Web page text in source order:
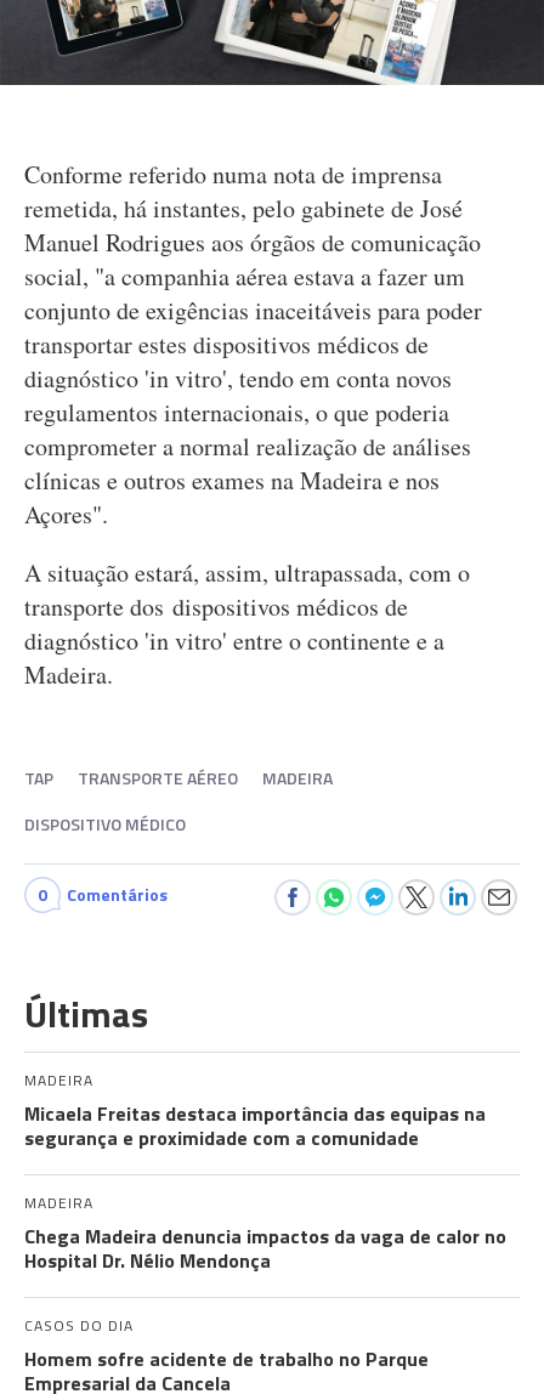
Conforme referido numa nota de imprensa
remetida, há instantes, pelo gabinete de José
Manuel Rodrigues aos órgãos de comunicação
social, "a companhia aérea estava a fazer um
conjunto de exigências inaceitáveis para poder
transportar estes dispositivos médicos de
diagnóstico 'in vitro', tendo em conta novos
regulamentos internacionais, o que poderia
comprometer a normal realização de análises
clínicas e outros exames na Madeira e nos
Açores".
A situação estará, assim, ultrapassada, com o
transporte dos dispositivos médicos de
diagnóstico 'in vitro' entre o continente e a
Madeira.
TAP TRANSPORTE AÉREO
MADEIRA
DISPOSITIVO MÉDICO
0 Comentários
Últimas
MADEIRA
Micaela Freitas destaca importância das equipas na
segurança e proximidade com a comunidade
MADEIRA
Chega Madeira denuncia impactos da vaga de calor no
Hospital Dr. Nélio Mendonça
CASOS DO DIA
Homem sofre acidente de trabalho no Parque
Empresarial da Cancela